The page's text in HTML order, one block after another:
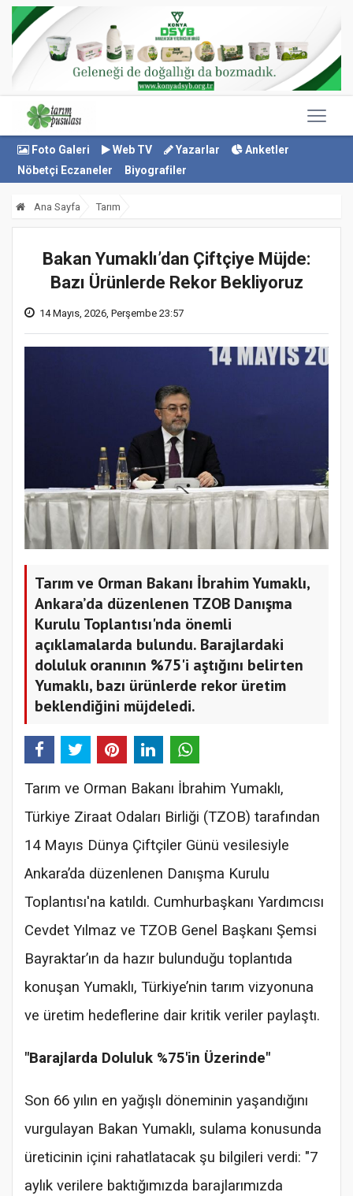
Foto Galeri Web TV Yazarlar
Anketler
Nöbetçi Eczaneler
Biyografiler
Ana Sayfa Tarım
Bakan Yumaklı’dan Çiftçiye Müjde:
Bazı Ürünlerde Rekor Bekliyoruz
14 Mayıs, 2026, Perşembe 23:57
Tarım ve Orman Bakanı İbrahim Yumaklı,
Ankara’da düzenlenen TZOB Danışma
Kurulu Toplantısı'nda önemli
açıklamalarda bulundu. Barajlardaki
doluluk oranının %75'i aştığını belirten
Yumaklı, bazı ürünlerde rekor üretim
beklendiğini müjdeledi.
Tarım ve Orman Bakanı İbrahim Yumaklı,
Türkiye Ziraat Odaları Birliği (TZOB) tarafından
14 Mayıs Dünya Çiftçiler Günü vesilesiyle
Ankara’da düzenlenen Danışma Kurulu
Toplantısı'na katıldı. Cumhurbaşkanı Yardımcısı
Cevdet Yılmaz ve TZOB Genel Başkanı Şemsi
Bayraktar’ın da hazır bulunduğu toplantıda
konuşan Yumaklı, Türkiye’nin tarım vizyonuna
ve üretim hedeflerine dair kritik veriler paylaştı.
"Barajlarda Doluluk %75'in Üzerinde"
Son 66 yılın en yağışlı döneminin yaşandığını
vurgulayan Bakan Yumaklı, sulama konusunda
üreticinin içini rahatlatacak şu bilgileri verdi: "7
aylık verilere baktığımızda barajlarımızda